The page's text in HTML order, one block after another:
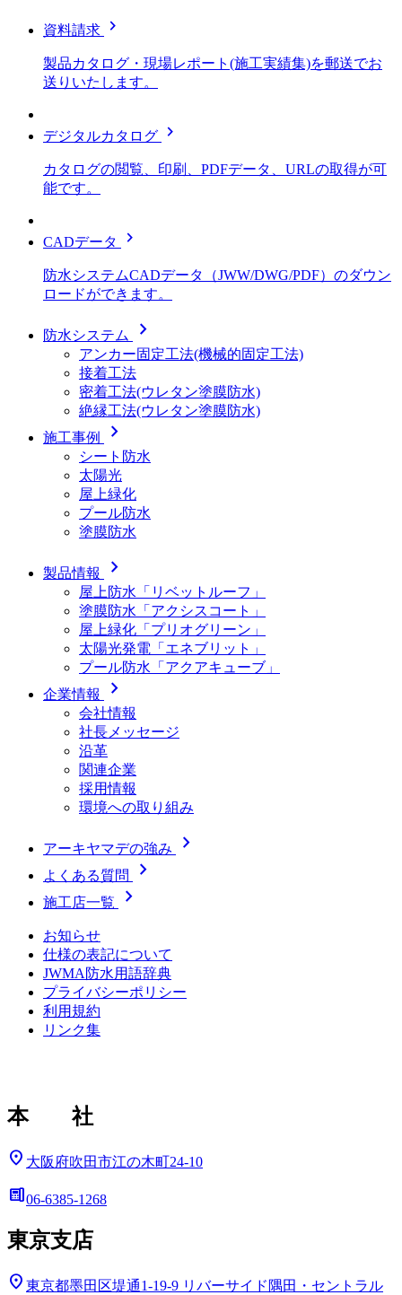
資料請求 chevron_right
製品カタログ・現場レポート(施工実績集)を郵送でお
送りいたします。
デジタルカタログ chevron_right
カタログの閲覧、印刷、PDFデータ、URLの取得が可
能です。
CADデータ chevron_right
防水システムCADデータ（JWW/DWG/PDF）のダウン
ロードができます。
防水システム chevron_right
アンカー固定工法(機械的固定工法)
接着工法
密着工法(ウレタン塗膜防水)
絶縁工法(ウレタン塗膜防水)
施工事例
chevron_right
シート防水
太陽光
屋上緑化
プール防水
塗膜防水
製品情報 chevron_right
屋上防水「リベットルーフ」
塗膜防水「アクシスコート」
屋上緑化「プリオグリーン」
太陽光発電「エネブリット」
プール防水「アクアキューブ」
企業情報
chevron_right
会社情報
社長メッセージ
沿革
関連企業
採用情報
環境への取り組み
アーキヤマデの強み chevron_right
よくある質問 chevron_right
施工店一覧 chevron_right
お知らせ
仕様の表記について
JWMA防水用語辞典
プライバシーポリシー
利用規約
リンク集
本 社
location_on 大阪府吹田市江の木町24-10
deskphone06-6385-1268
東京支店
location_on 東京都墨田区堤通1-19-9 リバーサイド隅田・セントラル